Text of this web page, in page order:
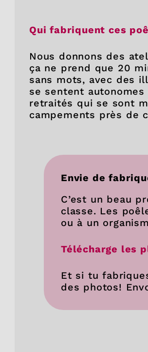
Qui fabriquent ces
Nous donnons des
ça ne prend que 20
sans mots, avec des
se sentent
retraités qui se sont
campements près de
Envie de
C’est un beau
classe. Les
ou à un
Télécharge les
Et si tu
des photos!